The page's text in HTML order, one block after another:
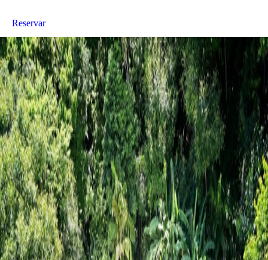
Reservar